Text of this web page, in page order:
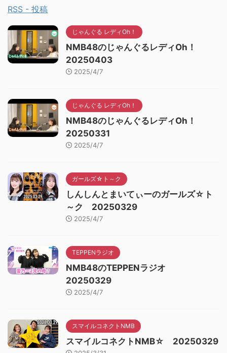
RSS - 投稿
じゃんぐる レディOh！
NMB48のじゃんぐるレディOh！
20250403
2025/4/7
じゃんぐる レディOh！
NMB48のじゃんぐるレディOh！
20250331
2025/4/7
ガールズ☆ト～ク
しんしんとまいてぃーのガールズ☆ト
～ク 20250329
2025/4/7
TEPPENラジオ
NMB48のTEPPENラジオ
20250329
2025/4/7
スマイルコネクトNMB
スマイルコネクトNMB☆ 20250329